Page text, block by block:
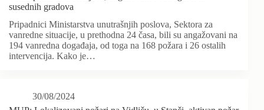
susednih gradova
Pripadnici Ministarstva unutrašnjih poslova, Sektora za
vanredne situacije, u prethodna 24 časa, bili su angažovani na
194 vanredna događaja, od toga na 168 požara i 26 ostalih
intervencija. Kako je…
30/08/2024